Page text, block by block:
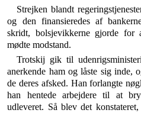
Strejken blandt
og den finansieredes af
skridt, bolsjevikkerne gjorde for
mødte modstand.
Trotskij gik til
anerkende ham og låste sig inde,
de deres afsked. Han forlangte
han hentede arbejdere til at
udleveret. Så blev det